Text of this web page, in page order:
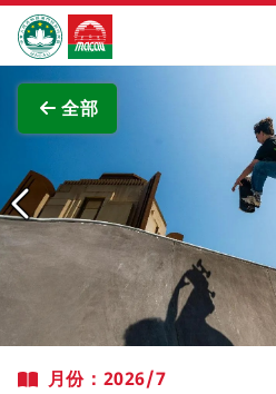
跳至主内容
澳門特別行政區政府旅遊局
全部
查看原圖
月份：2026/7